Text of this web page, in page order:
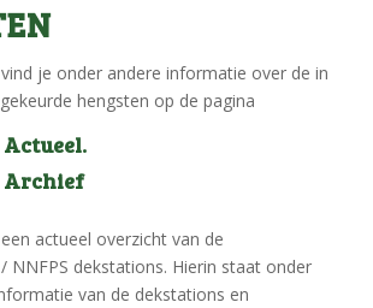
je onder andere informatie over de in
hengsten op de pagina
.
Archief
actueel overzicht van de
NNFPS dekstations. Hierin staat onder
van de dekstations en